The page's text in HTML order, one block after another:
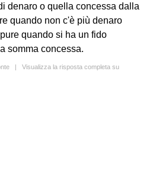
denaro o quella concessa dalla
quando non c'è più denaro
quando si ha un fido
somma concessa.
| Visualizza la risposta completa su